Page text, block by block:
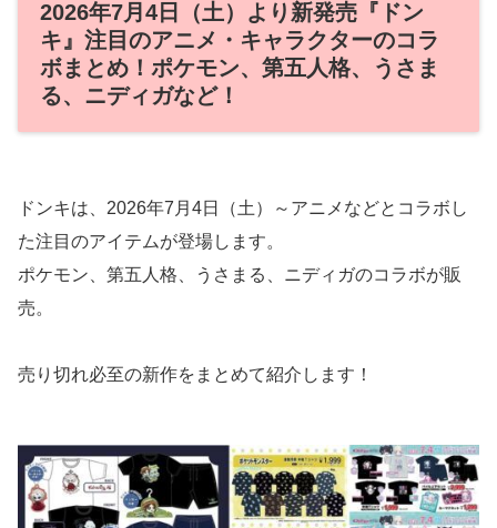
2026年7月4日（土）より新発売『ドン
キ』注目のアニメ・キャラクターのコラ
ボまとめ！ポケモン、第五人格、うさま
る、ニディガなど！
ドンキは、2026年7月4日（土）～アニメなどとコラボし
た注目のアイテムが登場します。
ポケモン、第五人格、うさまる、ニディガのコラボが販
売。
売り切れ必至の新作をまとめて紹介します！